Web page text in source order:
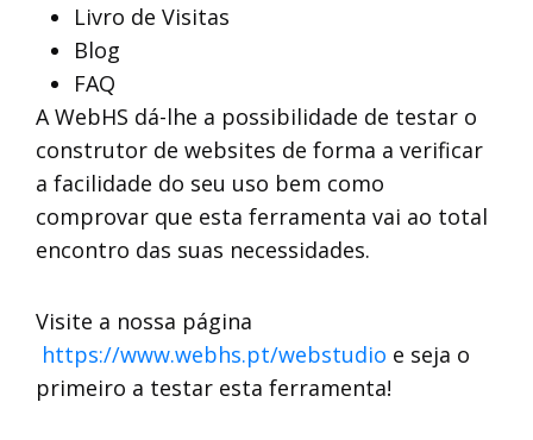
PASSWORD:
Esqueceu a password?
Login
Livro de Visitas
Blog
FAQ
A WebHS dá-lhe a possibilidade de testar o
construtor de websites de forma a verificar
a facilidade do seu uso bem como
comprovar que esta ferramenta vai ao total
encontro das suas necessidades.
Visite a nossa página
https://www.webhs.pt/webstudio e seja o
primeiro a testar esta ferramenta!
NOME:
Autorizo o tratamento do meu
endereço de email para fins de